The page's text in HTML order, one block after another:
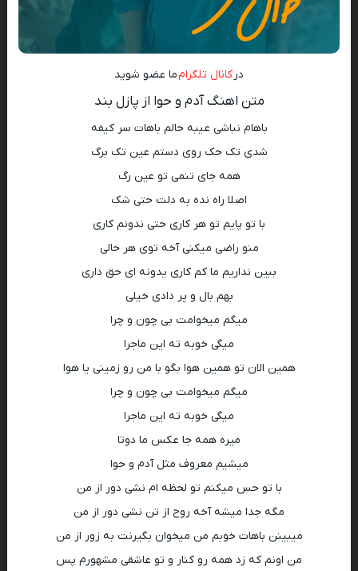
در کانال تلگرامما عضو شوید
متن اهنگ آدم و حوا از پازل بند
باهام نباشی عیبه حالم باهات سر کیفه
شدی تک حک روی دستم عین تک برگ
همه جای تنمی تو عین رگ
اصلا راه نده به دلت حتی شک
با تو‌ پایم تو هر کاری حتی ندونم کاری
منو راضی میکنی آخه توی هر حالی
ببین نداریم ما کم کاری یدونه ای حق داری
بهم بال و پر دادی خیلی
میگم میخوامت بی چون و چرا
میگی خوبه ته این ماجرا
همین الان تو همین هوا بگو با من رو زمینی یا هوا
میگم میخوامت بی چون و چرا
میگی خوبه ته این ماجرا
میره همه جا عکس ما دوتا
میشیم معروف مثل آدم و حوا
با تو حس میکنم تو لحظه ام نشی دور از من
مگه جدا میشه آخه روح از تن نشی دور از من
میبینن باهات خوبم من میخوان بگیرنت به زور از من
من اونم که زد همه رو کنار و تو‌ عاشقی مشهورم پس